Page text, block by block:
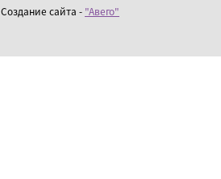
Создание сайта - "Авего"